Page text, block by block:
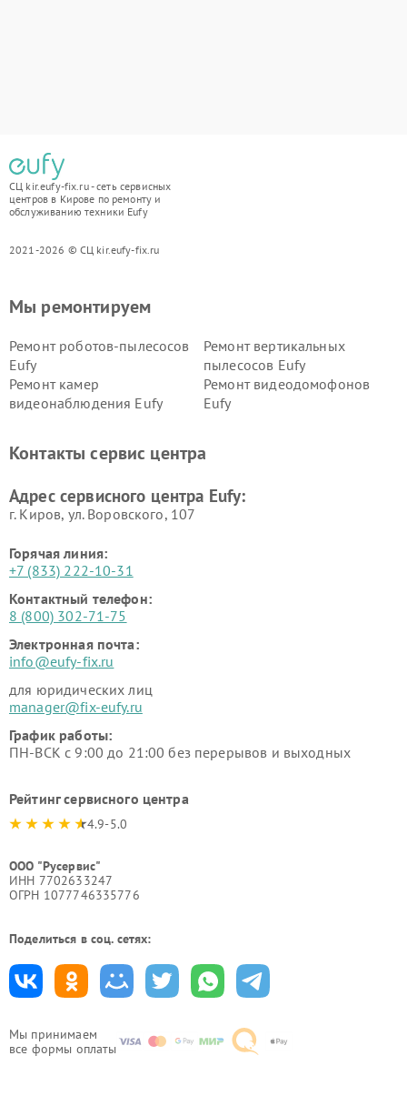
СЦ kir.eufy-fix.ru - сеть сервисных
центров в Кирове по ремонту и
обслуживанию техники Eufy
2021-2026 © СЦ kir.eufy-fix.ru
Мы принимаем
все формы оплаты
Мы ремонтируем
Ремонт роботов-пылесосов
Eufy
Ремонт вертикальных
пылесосов Eufy
Ремонт камер
видеонаблюдения Eufy
Ремонт видеодомофонов
Eufy
Контакты сервис центра
Адрес сервисного центра Eufy:
г. Киров, ул. Воровского, 107
Горячая линия:
+7 (833) 222-10-31
Контактный телефон:
8 (800) 302-71-75
Электронная почта:
info@eufy-fix.ru
для юридических лиц
manager@fix-eufy.ru
График работы:
ПН-ВСК с 9:00 до 21:00 без перерывов и выходных
Рейтинг сервисного центра
4.9-5.0
ООО "Русервис"
ИНН 7702633247
ОГРН 1077746335776
Поделиться в соц. сетях: